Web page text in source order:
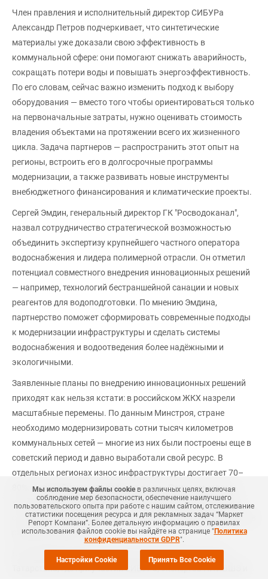
Член правления и исполнительный директор СИБУРа
Александр Петров подчеркивает, что синтетические
материалы уже доказали свою эффективность в
коммунальной сфере: они помогают снижать аварийность,
сокращать потери воды и повышать энергоэффективность.
По его словам, сейчас важно изменить подход к выбору
оборудования — вместо того чтобы ориентироваться только
на первоначальные затраты, нужно оценивать стоимость
владения объектами на протяжении всего их жизненного
цикла. Задача партнеров — распространить этот опыт на
регионы, встроить его в долгосрочные программы
модернизации, а также развивать новые инструменты
внебюджетного финансирования и климатические проекты.
Сергей Эмдин, генеральный директор ГК "Росводоканал",
назвал сотрудничество стратегической возможностью
объединить экспертизу крупнейшего частного оператора
водоснабжения и лидера полимерной отрасли. Он отметил
потенциал совместного внедрения инновационных решений
— например, технологий бестраншейной санации и новых
реагентов для водоподготовки. По мнению Эмдина,
партнерство поможет сформировать современные подходы
к модернизации инфраструктуры и сделать системы
водоснабжения и водоотведения более надёжными и
экологичными.
Заявленные планы по внедрению инновационных решений
приходят как нельзя кстати: в российском ЖКХ назрели
масштабные перемены. По данным Минстроя, стране
необходимо модернизировать сотни тысяч километров
коммунальных сетей — многие из них были построены еще в
советский период и давно выработали свой ресурс. В
отдельных регионах износ инфраструктуры достигает 70–
80%, а аварийность продолжает расти. При этом отрасль
хронически недофинансируется: средняя рентабельность
составляет всего около 2,2 %, а более половины водоканалов
работают в убыток.
На этом фоне особую актуальность приобретает опыт
Татарстана, где при участии СИБУРа, экспертов НИУ ВШЭ и
Мы используем файлы cookie в различных целях, включая
соблюдение мер безопасности, обеспечение наилучшего
пользовательского опыта при работе с нашим сайтом, отслеживание
статистики посещения ресурса и для рекламных задач “Маркет
Репорт Компани”. Более детальную информацию о правилах
использования файлов cookie вы найдёте на странице "Политика
конфиденциальности GDPR".
Настройки Cookie Принять Все Cookie